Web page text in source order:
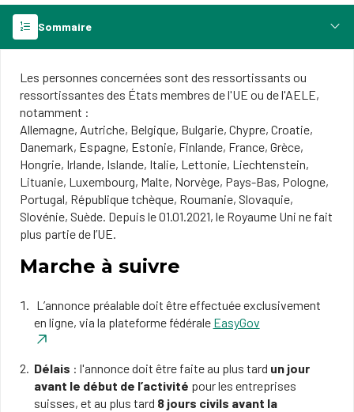
Sommaire
Les personnes concernées sont des ressortissants ou
ressortissantes des États membres de l'UE ou de l'AELE,
notamment :
Allemagne, Autriche, Belgique, Bulgarie, Chypre, Croatie,
Danemark, Espagne, Estonie, Finlande, France, Grèce,
Hongrie, Irlande, Islande, Italie, Lettonie, Liechtenstein,
Lituanie, Luxembourg, Malte, Norvège, Pays-Bas, Pologne,
Portugal, République tchèque, Roumanie, Slovaquie,
Slovénie, Suède. Depuis le 01.01.2021, le Royaume Uni ne fait
plus partie de l’UE.
Marche à suivre
L’annonce préalable doit être effectuée exclusivement
en ligne, via la plateforme fédérale EasyGov
Délais : l'annonce doit être faite au plus tard un jour
avant le début de l’activité pour les entreprises
suisses, et au plus tard 8 jours civils avant la